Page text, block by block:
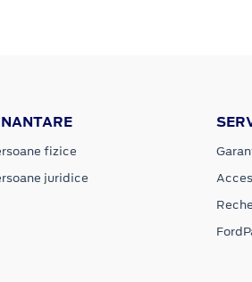
fizice
juridice